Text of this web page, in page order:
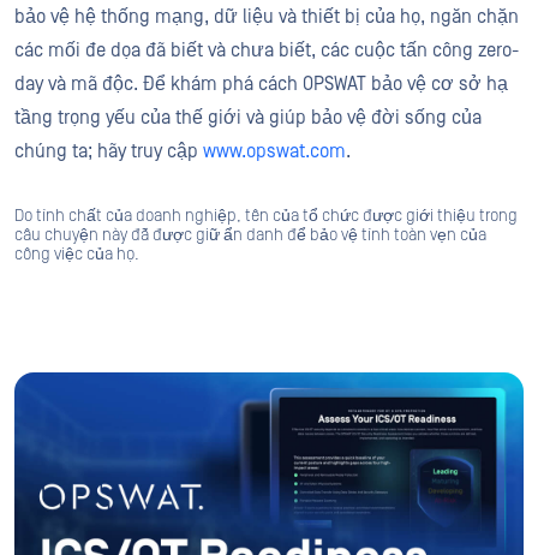
bảo vệ hệ thống mạng, dữ liệu và thiết bị của họ, ngăn chặn
các mối đe dọa đã biết và chưa biết, các cuộc tấn công zero-
day và mã độc. Để khám phá cách OPSWAT bảo vệ cơ sở hạ
tầng trọng yếu của thế giới và giúp bảo vệ đời sống của
chúng ta; hãy truy cập www.opswat.com.
Do tính chất của doanh nghiệp, tên của tổ chức được giới thiệu trong
câu chuyện này đã được giữ ẩn danh để bảo vệ tính toàn vẹn của
công việc của họ.